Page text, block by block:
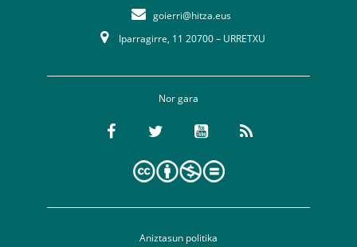
goierri@hitza.eus
Iparragirre, 11 20700 – URRETXU
Nor gara
Aniztasun politika